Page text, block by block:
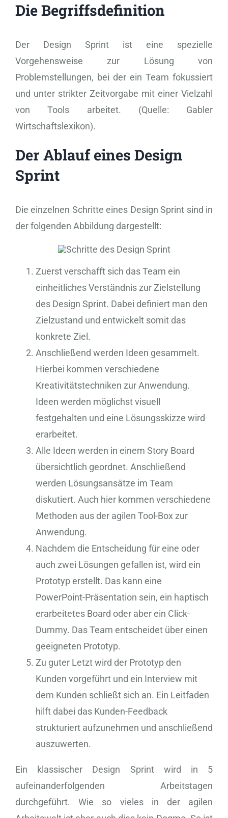
Die Begriffsdefinition
Der Design Sprint ist eine spezielle
Vorgehensweise zur Lösung von
Problemstellungen, bei der ein Team fokussiert
und unter strikter Zeitvorgabe mit einer Vielzahl
von Tools arbeitet. (Quelle: Gabler
Wirtschaftslexikon).
Der Ablauf eines Design
Sprint
Die einzelnen Schritte eines Design Sprint sind in
der folgenden Abbildung dargestellt:
Zuerst verschafft sich das Team ein
einheitliches Verständnis zur Zielstellung
des Design Sprint. Dabei definiert man den
Zielzustand und entwickelt somit das
konkrete Ziel.
Anschließend werden Ideen gesammelt.
Hierbei kommen verschiedene
Kreativitätstechniken zur Anwendung.
Ideen werden möglichst visuell
festgehalten und eine Lösungsskizze wird
erarbeitet.
Alle Ideen werden in einem Story Board
übersichtlich geordnet. Anschließend
werden Lösungsansätze im Team
diskutiert. Auch hier kommen verschiedene
Methoden aus der agilen Tool-Box zur
Anwendung.
Nachdem die Entscheidung für eine oder
auch zwei Lösungen gefallen ist, wird ein
Prototyp erstellt. Das kann eine
PowerPoint-Präsentation sein, ein haptisch
erarbeitetes Board oder aber ein Click-
Dummy. Das Team entscheidet über einen
geeigneten Prototyp.
Zu guter Letzt wird der Prototyp den
Kunden vorgeführt und ein Interview mit
dem Kunden schließt sich an. Ein Leitfaden
hilft dabei das Kunden-Feedback
strukturiert aufzunehmen und anschließend
auszuwerten.
Ein klassischer Design Sprint wird in 5
aufeinanderfolgenden Arbeitstagen
durchgeführt. Wie so vieles in der agilen